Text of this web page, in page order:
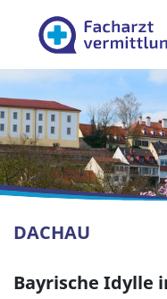
DACHAU
Bayrische Idylle